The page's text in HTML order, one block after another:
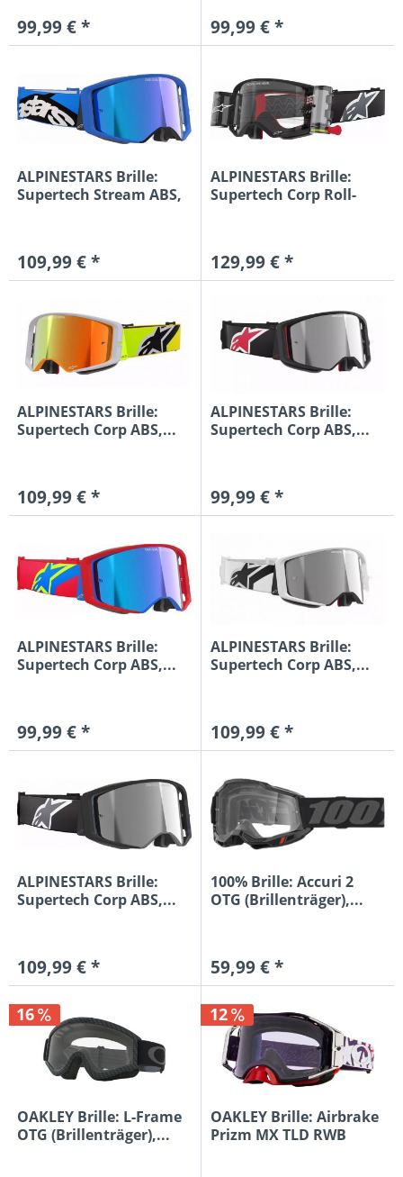
99,99 € * 99,99 € *
ALPINESTARS Brille:
Supertech Stream ABS,
109,99 € *
ALPINESTARS Brille:
Supertech Corp Roll-
129,99 € *
ALPINESTARS Brille:
Supertech Corp ABS,...
109,99 € *
ALPINESTARS Brille:
Supertech Corp ABS,...
99,99 € *
ALPINESTARS Brille:
Supertech Corp ABS,...
99,99 € *
ALPINESTARS Brille:
Supertech Corp ABS,...
109,99 € *
ALPINESTARS Brille:
Supertech Corp ABS,...
109,99 € *
100% Brille: Accuri 2
OTG (Brillenträger),...
59,99 € *
16
OAKLEY Brille: L-Frame
OTG (Brillenträger),...
12
OAKLEY Brille: Airbrake
Prizm MX TLD RWB